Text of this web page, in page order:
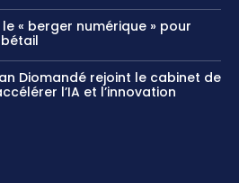
le « berger numérique » pour
Diomandé rejoint le cabinet de
l’IA et l’innovation